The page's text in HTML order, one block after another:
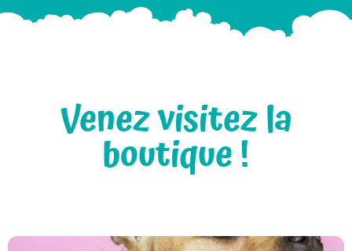
Venez visitez la
boutique !